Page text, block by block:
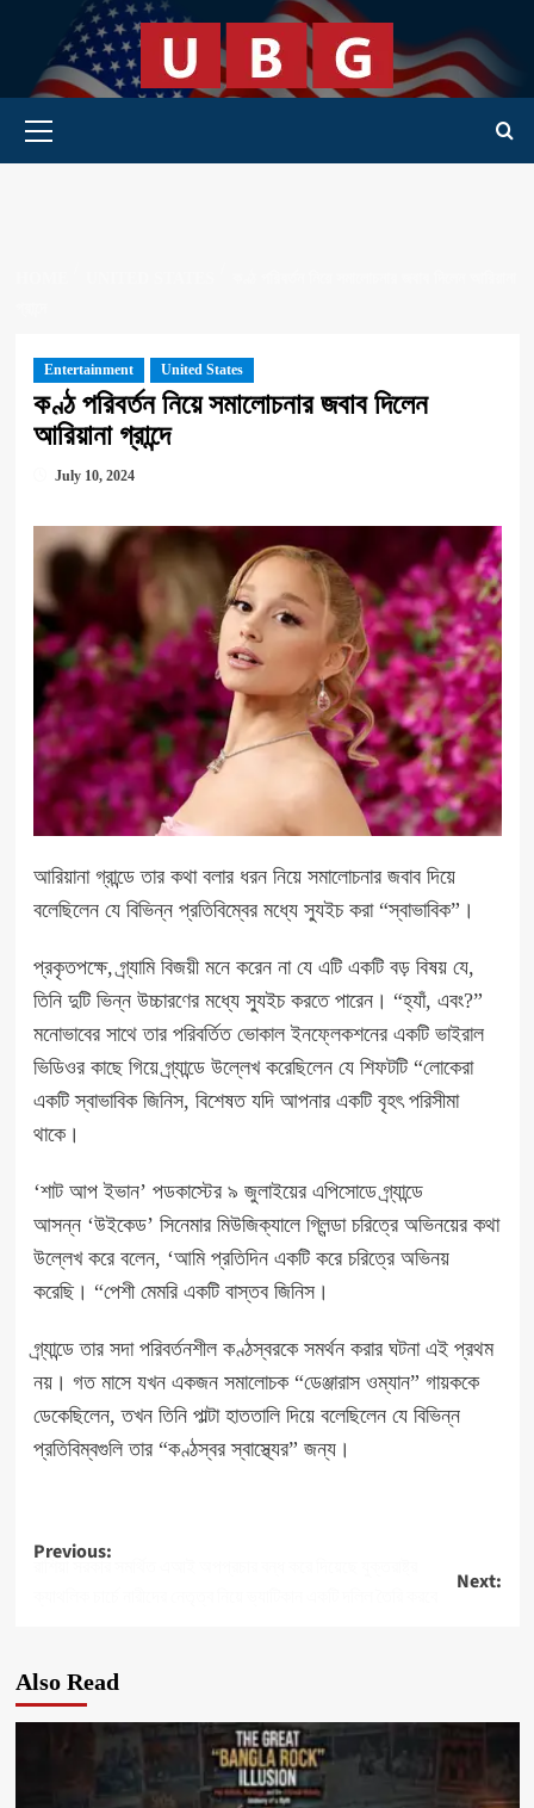
content
Primary Menu
Entertainment United States
কণ্ঠ পরিবর্তন নিয়ে সমালোচনার জবাব দিলেন
আরিয়ানা গ্রান্দে
July 10, 2024
আরিয়ানা গ্রান্ডে তার কথা বলার ধরন নিয়ে সমালোচনার জবাব দিয়ে
বলেছিলেন যে বিভিন্ন প্রতিবিম্বের মধ্যে স্যুইচ করা “স্বাভাবিক”।
প্রকৃতপক্ষে, গ্র্যামি বিজয়ী মনে করেন না যে এটি একটি বড় বিষয় যে,
তিনি দুটি ভিন্ন উচ্চারণের মধ্যে স্যুইচ করতে পারেন। “হ্যাঁ, এবং?”
মনোভাবের সাথে তার পরিবর্তিত ভোকাল ইনফ্লেকশনের একটি ভাইরাল
ভিডিওর কাছে গিয়ে গ্র্যান্ডে উল্লেখ করেছিলেন যে শিফটটি “লোকেরা
একটি স্বাভাবিক জিনিস, বিশেষত যদি আপনার একটি বৃহৎ পরিসীমা
থাকে।
‘শাট আপ ইভান’ পডকাস্টের ৯ জুলাইয়ের এপিসোডে গ্র্যান্ডে
আসন্ন ‘উইকেড’ সিনেমার মিউজিক্যালে গ্লিন্ডা চরিত্রে অভিনয়ের কথা
উল্লেখ করে বলেন, ‘আমি প্রতিদিন একটি করে চরিত্রে অভিনয়
করেছি। “পেশী মেমরি একটি বাস্তব জিনিস।
গ্র্যান্ডে তার সদা পরিবর্তনশীল কণ্ঠস্বরকে সমর্থন করার ঘটনা এই প্রথম
নয়। গত মাসে যখন একজন সমালোচক “ডেঞ্জারাস ওম্যান” গায়ককে
ডেকেছিলেন, তখন তিনি পাল্টা হাততালি দিয়ে বলেছিলেন যে বিভিন্ন
প্রতিবিম্বগুলি তার “কণ্ঠস্বর স্বাস্থ্যের” জন্য।
Post
Previous:
রাশিয়া সরকার সমর্থিত এআই অপপ্রচার বন্ধ করে দিয়েছে যুক্তরাষ্ট্র
Next:
Also Read